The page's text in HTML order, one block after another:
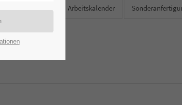
Tischkalender Arbeitskalender